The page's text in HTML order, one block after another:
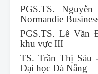
PGS.TS.
Normandie
PGS.TS. Lê Văn
khu vực III
TS. Trần Thị Sáu
Đại học Đà